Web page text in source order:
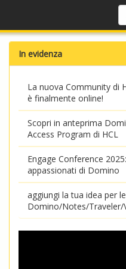
In evidenza
La nuova Community di
è finalmente online!
Scopri in anteprima
Access Program di HCL
Engage Conference
appassionati di Domino
aggiungi la tua idea per
Domino/Notes/Traveler/